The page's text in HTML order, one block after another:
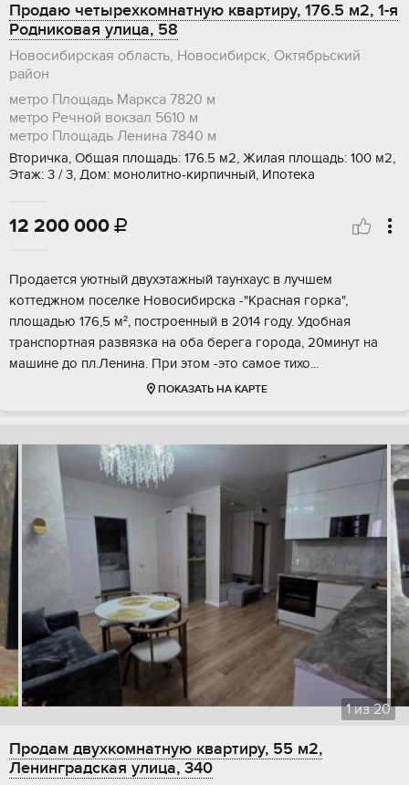
Продаю четырехкомнатную квартиру, 176.5 м2, 1-я
Родниковая улица, 58
Новосибирская область, Новосибирск, Октябрьский
район
метро Площадь Маркса 7820 м
метро Речной вокзал 5610 м
метро Площадь Ленина 7840 м
Вторичка, Общая площадь: 176.5 м2, Жилая площадь: 100 м2,
Этаж: 3 / 3, Дом: монолитно-кирпичный, Ипотека
12 200 000 
Продается уютный двухэтажный таунхаус в лучшем
коттеджном поселке Новосибирска -"Красная горка",
площадью 176,5 м², построенный в 2014 году. Удобная
транспортная развязка на оба берега города, 20минут на
машине до пл.Ленина. При этом -это самое тихо...
ПОКАЗАТЬ НА КАРТЕ
1из20
Продам двухкомнатную квартиру, 55 м2,
Ленинградская улица, 340